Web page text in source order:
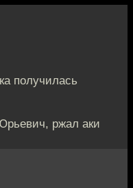
получилась
ржал аки